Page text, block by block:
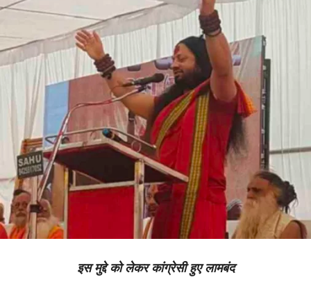
इस मुद्दे को लेकर कांग्रेसी हुए लामबंद